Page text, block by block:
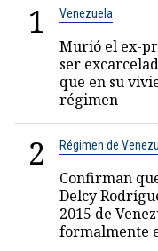
1 Venezuela
Murió el ex-
ser
que en su
régimen
2 Régimen de
Confirman
Delcy
2015 de
formalmente